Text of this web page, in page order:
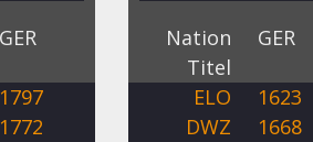
GER
1797
1772
Nation
GER
Titel
ELO
1623
DWZ
1668